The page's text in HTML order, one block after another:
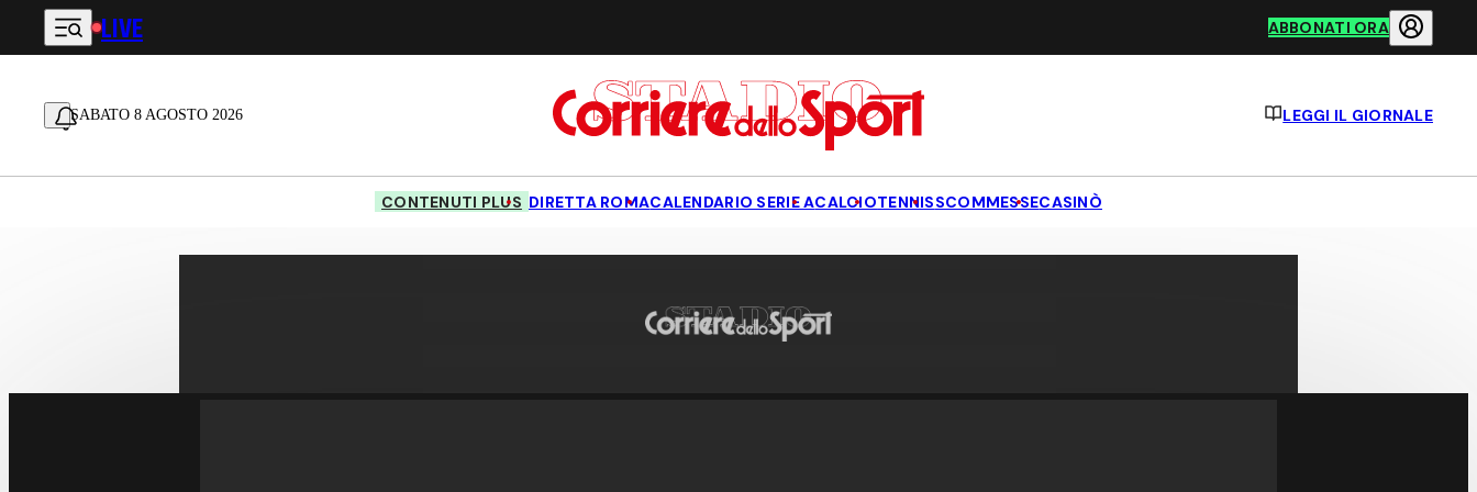
Vai al contenuto principale
LIVE ABBONATI ORA
SABATO 8 AGOSTO 2026 LEGGI IL GIORNALE
CONTENUTI PLUS DIRETTA ROMACALENDARIO SERIE ACALCIOTENNISSCOMMESSECASINÒ